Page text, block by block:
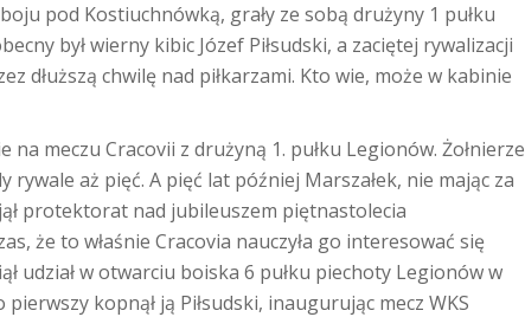
pod Kostiuchnówką, grały ze sobą drużyny 1 pułku
był wierny kibic Józef Piłsudski, a zaciętej rywalizacji
dłuższą chwilę nad piłkarzami. Kto wie, może w kabinie
na meczu Cracovii z drużyną 1. pułku Legionów. Żołnierze
aż pięć. A pięć lat później Marszałek, nie mając za
protektorat nad jubileuszem piętnastolecia
że to właśnie Cracovia nauczyła go interesować się
udział w otwarciu boiska 6 pułku piechoty Legionów w
kopnął ją Piłsudski, inaugurując mecz WKS